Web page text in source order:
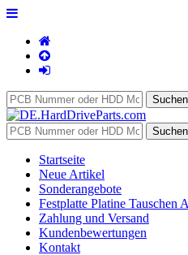
Startseite
Neue Artikel
Sonderangebote
Festplatte Platine Tauschen
Zahlung und Versand
Kundenbewertungen
Kontakt